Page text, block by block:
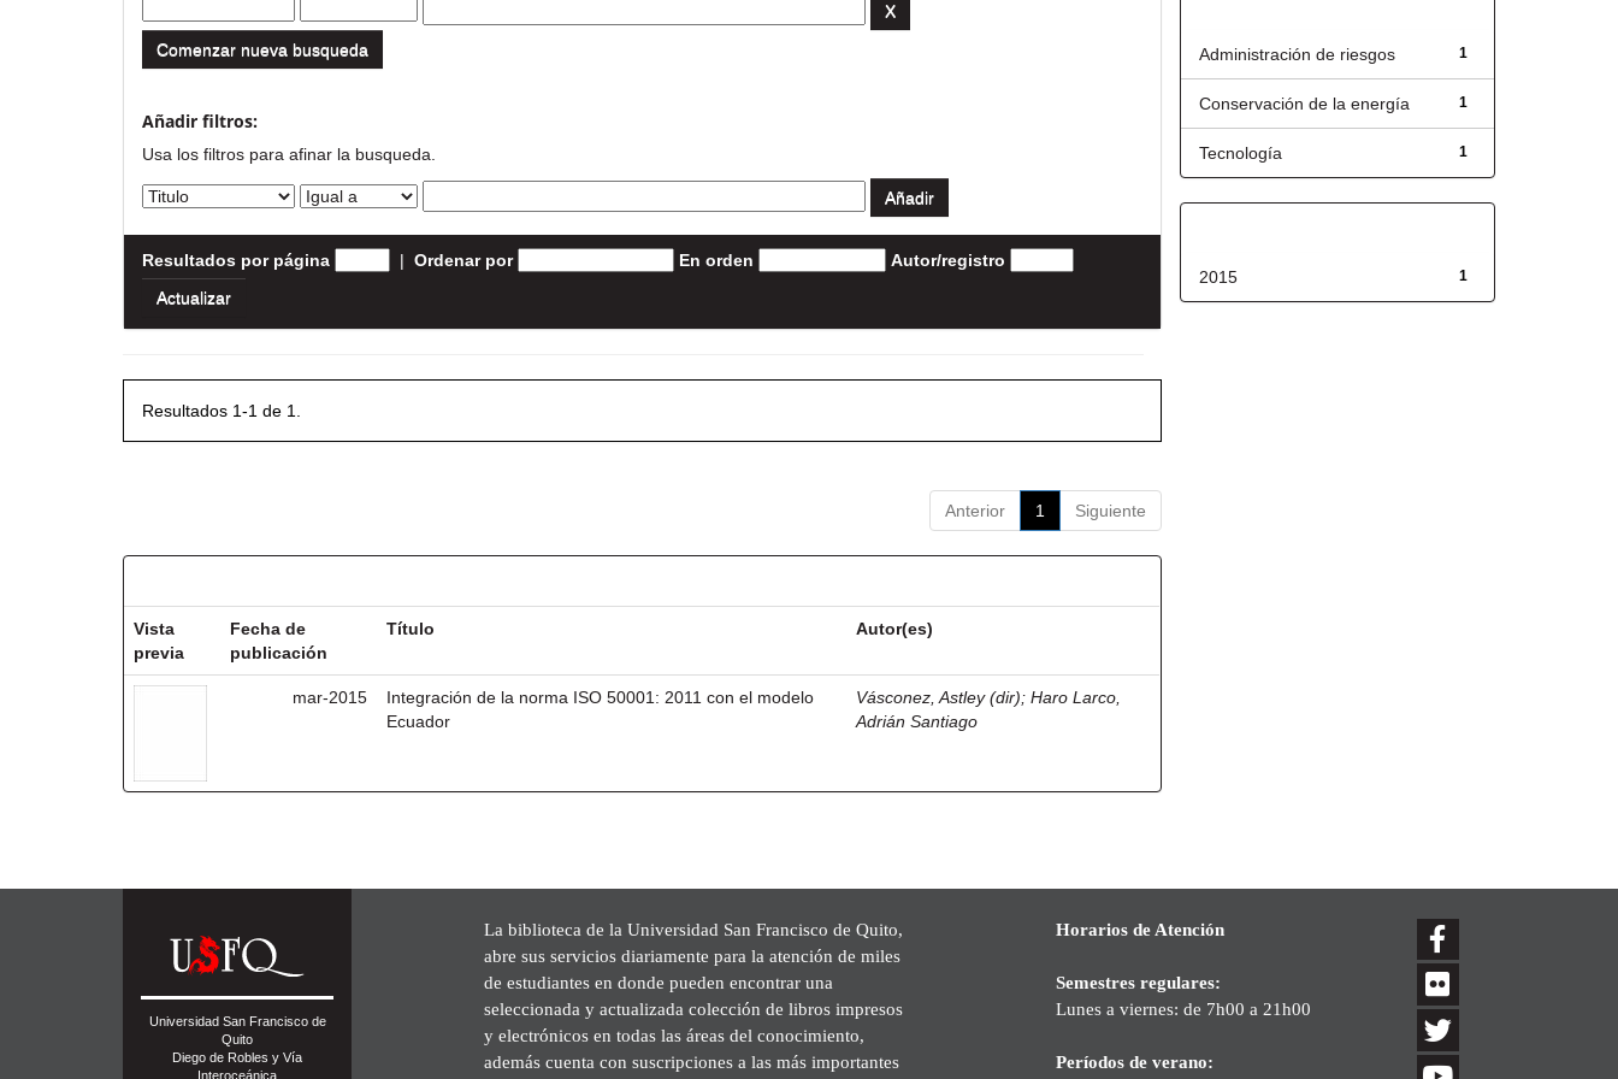
Comenzar nueva busqueda
Añadir filtros:
Usa los filtros para afinar la busqueda.
Resultados por página | Ordenar por En orden Autor/registro
Resultados 1-1 de 1.
Anterior 1 Siguiente
Vista
previa
Fecha de
publicación
Título Autor(es)
mar-2015
Integración de la norma ISO 50001: 2011 con el modelo
Ecuador
Vásconez, Astley (dir);Haro Larco,
Adrián Santiago
1
Administración de riesgos
1
Conservación de la energía
1
Tecnología
1
2015
Universidad San Francisco de
Quito
Diego de Robles y Vía
Interoceánica
La biblioteca de la Universidad San Francisco de Quito,
abre sus servicios diariamente para la atención de miles
de estudiantes en donde pueden encontrar una
seleccionada y actualizada colección de libros impresos
y electrónicos en todas las áreas del conocimiento,
además cuenta con suscripciones a las más importantes
Horarios de Atención
Semestres regulares:
Lunes a viernes: de 7h00 a 21h00
Períodos de verano: